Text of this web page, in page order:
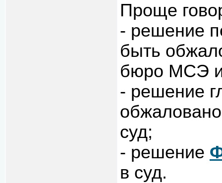
Проще
- решение
быть
бюро МСЭ
- решение
суд;
- решение
в суд.